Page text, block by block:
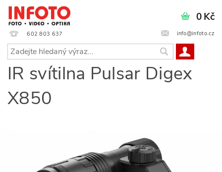
602 803 637 info@infoto.cz
0 Kč
IR svítilna Pulsar Digex
X850